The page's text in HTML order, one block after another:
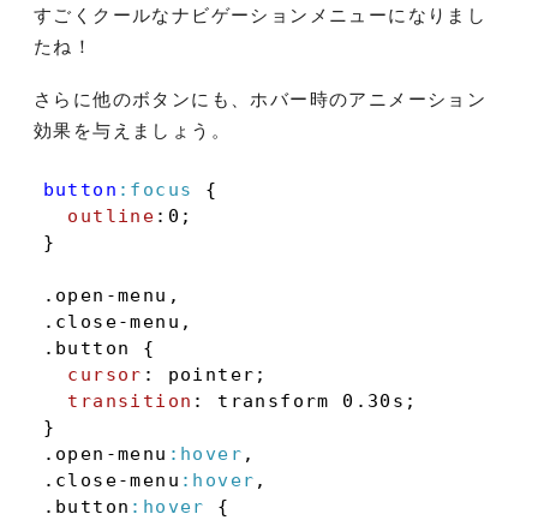
すごくクールなナビゲーションメニューになりまし
たね！
さらに他のボタンにも、ホバー時のアニメーション
効果を与えましょう。
button :focus
{
outline : 0 ;
}
.open-menu
.close-menu
.button
{
cursor : pointer;
transition : transform 0.30s ;
.open-menu :hover
.close-menu :hover
.button :hover {